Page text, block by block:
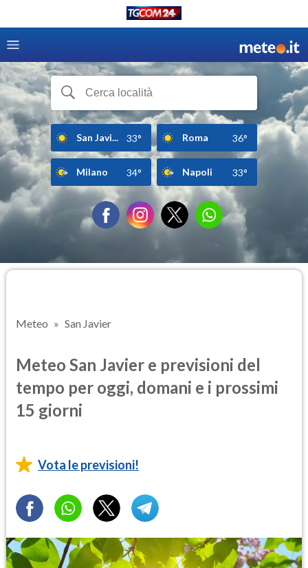
San Javi... 33° Roma 36°
Milano 34° Napoli 33°
Meteo San Javier
Meteo San Javier e previsioni del
tempo per oggi, domani e i prossimi
15 giorni
Vota le previsioni!